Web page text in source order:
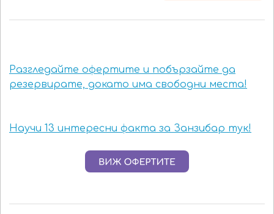
Разгледайте офертите и побързайте да
резервирате, докато има свободни места!
Научи 13 интересни факта за Занзибар тук!